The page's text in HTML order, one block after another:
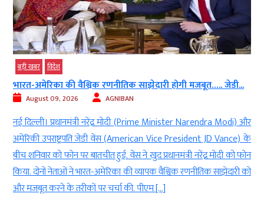
बड़ी खबर विदेश
भारत-अमेरिका की वैश्विक रणनीतिक साझेदारी होगी मजबूत….. जेडी...
August 09, 2026 AGNIBAN
नई दिल्ली। प्रधानमंत्री नरेंद्र मोदी (Prime Minister Narendra Modi) और
अमेरिकी उपराष्ट्रपति जेडी वेंस (American Vice President JD Vance) के
बीच शनिवार को फोन पर बातचीत हुई. वेंस ने खुद प्रधानमंत्री नरेंद्र मोदी को फोन
किया. दोनों नेताओं ने भारत-अमेरिका की व्यापक वैश्विक रणनीतिक साझेदारी को
और मजबूत करने के तरीकों पर चर्चा की. पीएम […]